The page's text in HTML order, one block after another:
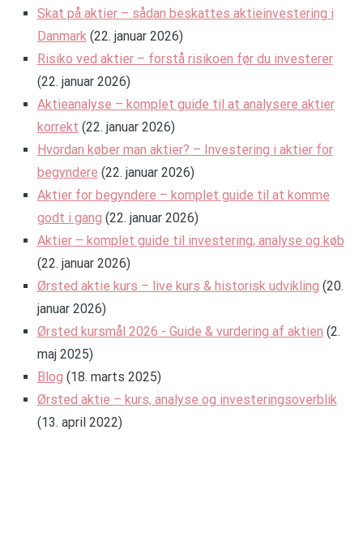
Skat på aktier – sådan beskattes aktieinvestering i
Danmark (22. januar 2026)
Risiko ved aktier – forstå risikoen før du investerer
(22. januar 2026)
Aktieanalyse – komplet guide til at analysere aktier
korrekt (22. januar 2026)
Hvordan køber man aktier? – Investering i aktier for
begyndere (22. januar 2026)
Aktier for begyndere – komplet guide til at komme
godt i gang (22. januar 2026)
Aktier – komplet guide til investering, analyse og køb
(22. januar 2026)
Ørsted aktie kurs – live kurs & historisk udvikling (20.
januar 2026)
Ørsted kursmål 2026 - Guide & vurdering af aktien (2.
maj 2025)
Blog (18. marts 2025)
Ørsted aktie – kurs, analyse og investeringsoverblik
(13. april 2022)